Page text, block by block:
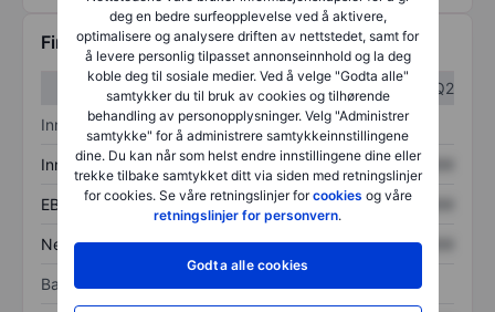
deg en bedre surfeopplevelse ved å aktivere,
optimalisere og analysere driften av nettstedet, samt for
å levere personlig tilpasset annonseinnhold og la deg
koble deg til sosiale medier. Ved å velge "Godta alle"
samtykker du til bruk av cookies og tilhørende
behandling av personopplysninger. Velg "Administrer
samtykke" for å administrere samtykkeinnstillingene
dine. Du kan når som helst endre innstillingene dine eller
trekke tilbake samtykket ditt via siden med retningslinjer
for cookies. Se våre retningslinjer forcookies og våre
retningslinjer for personvern.
Godta alle cookies
Finansiell informasjon
Q1
Q2
Inntektsoversikt
Inntekter XXXXXXX XXXXXXX
EBITDA XXXXXXX XXXXXXX
Nettoinntekt XXXXXXX XXXXXXX
Balanse